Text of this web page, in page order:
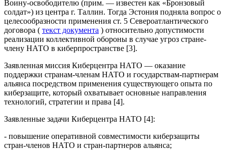
Воину-освободителю (прим. — известен как «Бронзовый
солдат») из центра г. Таллин. Тогда Эстония подняла вопрос о
целесообразности применения ст. 5 Североатлантического
договора ( текст документа ) относительно допустимости
реализации коллективной обороны в случае угроз стране-
члену НАТО в киберпространстве [3].
Заявленная миссия Киберцентра НАТО — оказание
поддержки странам-членам НАТО и государствам-партнерам
альянса посредством применения существующего опыта по
киберзащите, который охватывает основные направления
технологий, стратегии и права [4].
Заявленные задачи Киберцентра НАТО [4]:
- повышение оперативной совместимости киберзащиты
стран-членов НАТО и стран-партнеров альянса;